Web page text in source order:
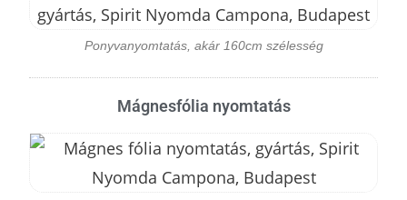
Ponyvanyomtatás, akár 160cm szélesség
Mágnesfólia nyomtatás